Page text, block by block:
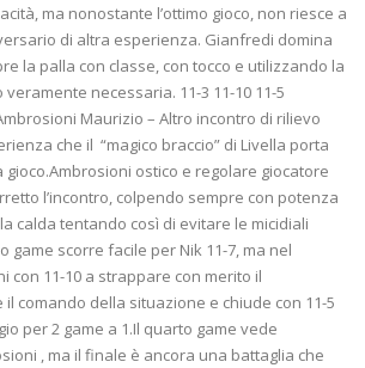
ma nonostante l’ottimo gioco, non riesce a
di altra esperienza. Gianfredi domina
la palla con classe, con tocco e utilizzando la
necessaria. 11-3 11-10 11-5
Maurizio – Altro incontro di rilievo
che il “magico braccio” di Livella porta
gioco.Ambrosioni ostico e regolare giocatore
l’incontro, colpendo sempre con potenza
calda tentando così di evitare le micidiali
game scorre facile per Nik 11-7, ma nel
con 11-10 a strappare con merito il
il comando della situazione e chiude con 11-5
per 2 game a 1.Il quarto game vede
, ma il finale è ancora una battaglia che